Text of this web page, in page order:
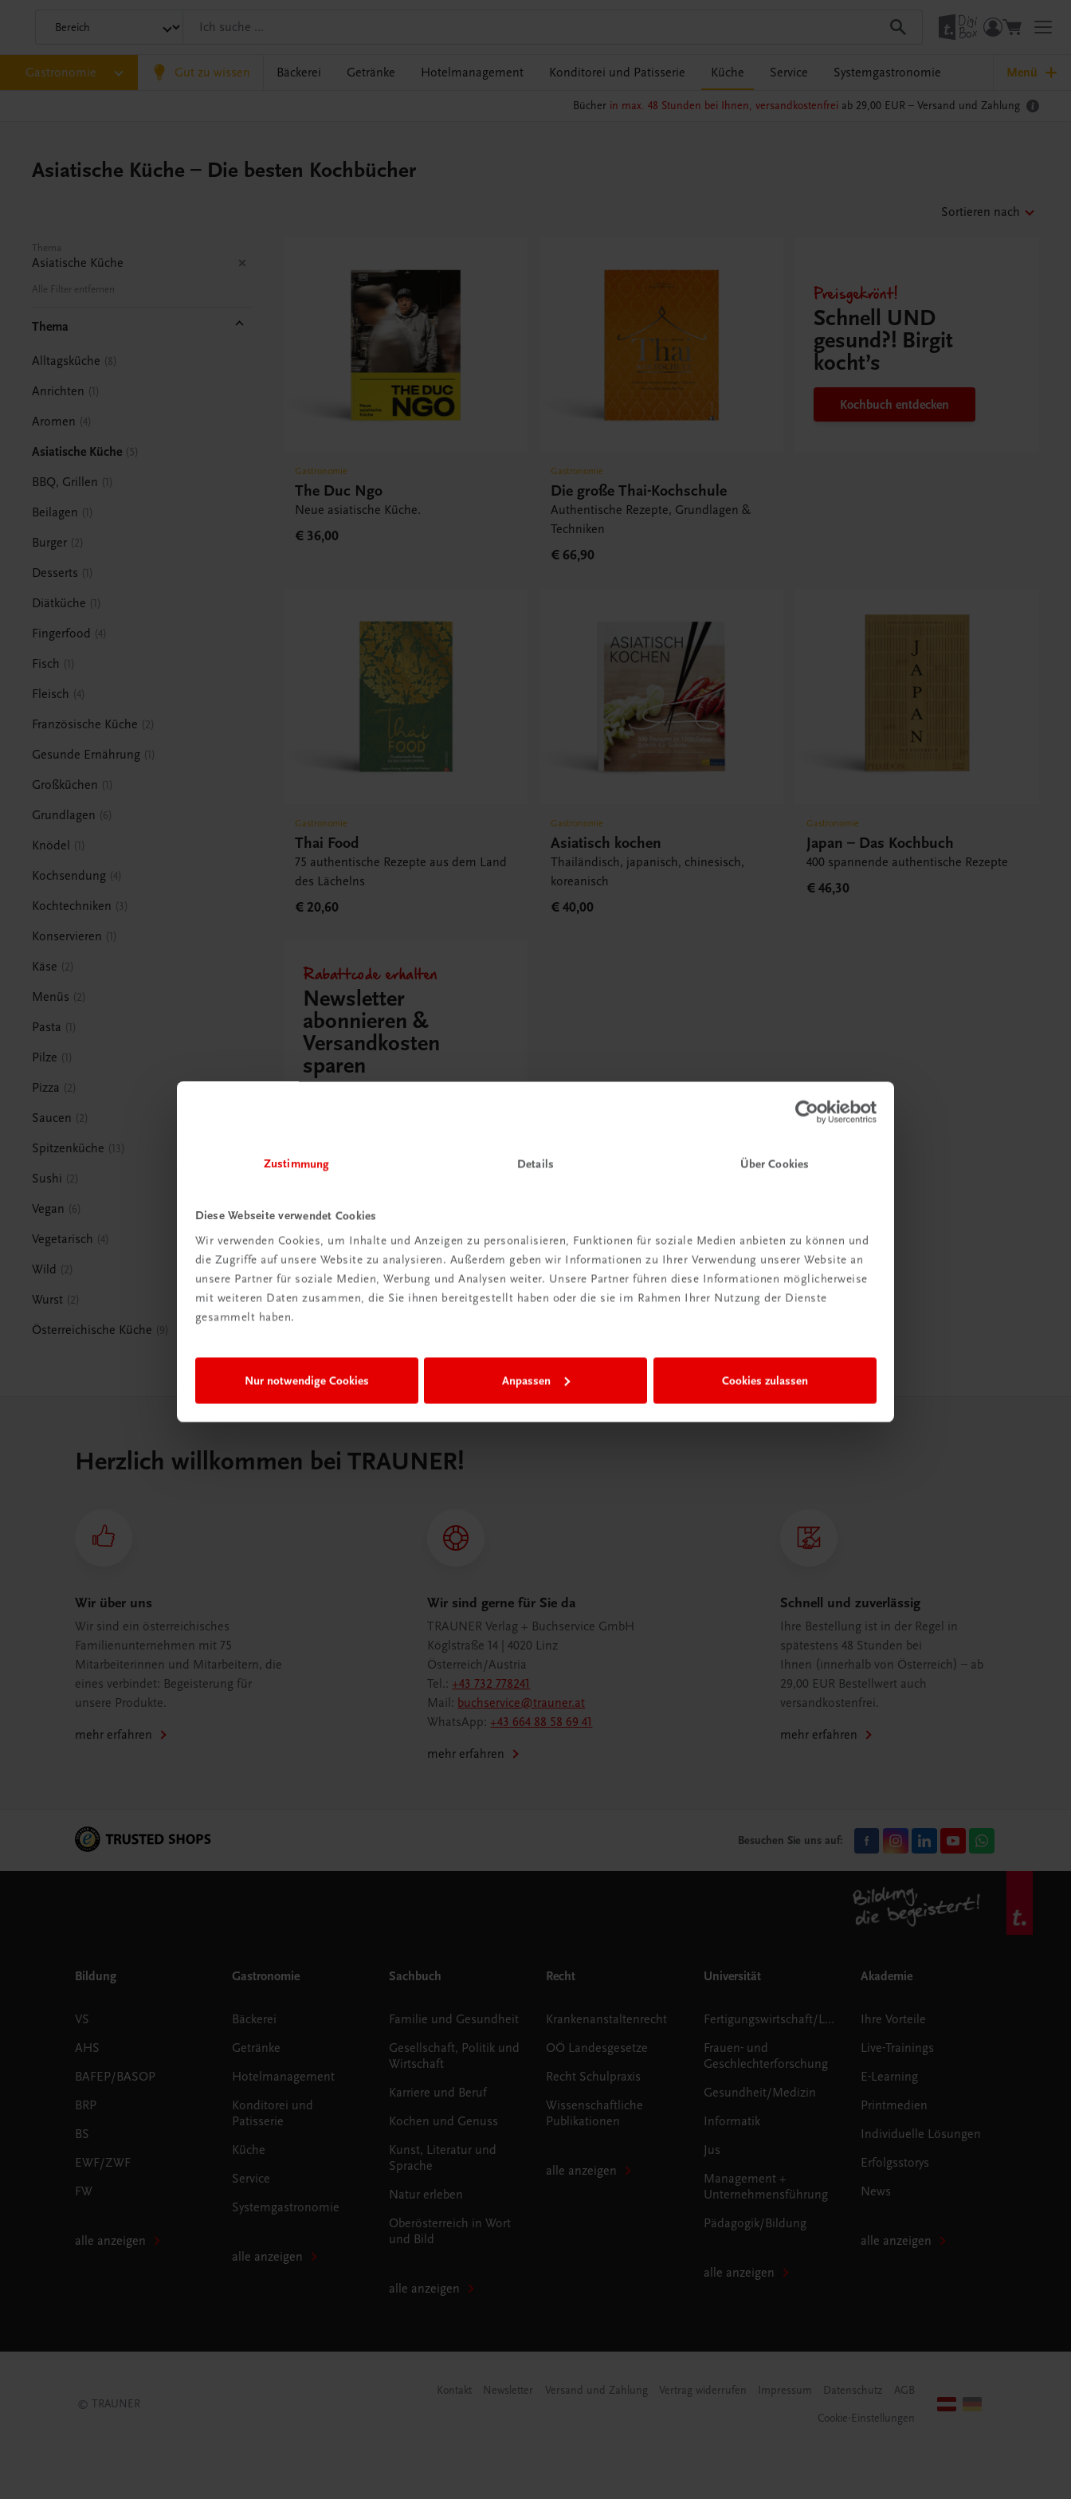
Zustimmung Details Über Cookies
Diese Webseite verwendet Cookies
Wir verwenden Cookies, um Inhalte und Anzeigen zu personalisieren, Funktionen für soziale Medien anbieten zu können und
die Zugriffe auf unsere Website zu analysieren. Außerdem geben wir Informationen zu Ihrer Verwendung unserer Website an
unsere Partner für soziale Medien, Werbung und Analysen weiter. Unsere Partner führen diese Informationen möglicherweise
mit weiteren Daten zusammen, die Sie ihnen bereitgestellt haben oder die sie im Rahmen Ihrer Nutzung der Dienste
gesammelt haben.
Nur notwendige Cookies Anpassen Cookies zulassen
Gastronomie Gut zu wissen Bäckerei Getränke Hotelmanagement Konditorei und Patisserie Küche Service Systemgastronomie Menü
Bücher in max. 48 Stunden bei Ihnen, versandkostenfrei ab 29,00 EUR – Versand und Zahlung
Asiatische Küche – Die besten Kochbücher
Sortieren nach
Thema
Asiatische Küche
Alle Filter entfernen
Thema
Alltagsküche 8
Anrichten 1
Aromen 4
Asiatische Küche 5
BBQ, Grillen 1
Beilagen 1
Burger 2
Desserts 1
Diätküche 1
Fingerfood 4
Fisch 1
Fleisch 4
Französische Küche 2
Gesunde Ernährung 1
Großküchen 1
Grundlagen 6
Knödel 1
Kochsendung 4
Kochtechniken 3
Konservieren 1
Käse 2
Menüs 2
Pasta 1
Pilze 1
Pizza 2
Saucen 2
Spitzenküche 13
Sushi 2
Vegan 6
Vegetarisch 4
Wild 2
Wurst 2
Österreichische Küche 9
Gastronomie
The Duc Ngo
Neue asiatische Küche.
€ 36,00
Gastronomie
Die große Thai-Kochschule
Authentische Rezepte, Grundlagen &
Techniken
€ 66,90
Preisgekrönt!
Schnell UND
gesund?! Birgit
kocht’s
Kochbuch entdecken
Gastronomie
Thai Food
75 authentische Rezepte aus dem Land
des Lächelns
€ 20,60
Gastronomie
Asiatisch kochen
Thailändisch, japanisch, chinesisch,
koreanisch
€ 40,00
Gastronomie
Japan – Das Kochbuch
400 spannende authentische Rezepte
€ 46,30
Rabattcode erhalten
Newsletter
abonnieren &
Versandkosten
sparen
Herzlich willkommen bei TRAUNER!
Wir über uns
Wir sind ein österreichisches
Familienunternehmen mit 75
Mitarbeiterinnen und Mitarbeitern, die
eines verbindet: Begeisterung für
unsere Produkte.
mehr erfahren
Wir sind gerne für Sie da
TRAUNER Verlag + Buchservice GmbH
Köglstraße 14 | 4020 Linz
Österreich/Austria
Tel.:+43 732 778241
Mail: buchservice@trauner.at
WhatsApp:+43 664 88 58 69 41
mehr erfahren
Schnell und zuverlässig
Ihre Bestellung ist in der Regel in
spätestens 48 Stunden bei
Ihnen (innerhalb von Österreich) – ab
29,00 EUR Bestellwert auch
versandkostenfrei.
mehr erfahren
Besuchen Sie uns auf:
Bildung
VS
AHS
BAFEP/BASOP
BRP
BS
EWF/ZWF
FW
alle anzeigen
Gastronomie
Bäckerei
Getränke
Hotelmanagement
Konditorei und
Patisserie
Küche
Service
Systemgastronomie
alle anzeigen
Sachbuch
Familie und Gesundheit
Gesellschaft, Politik und
Wirtschaft
Karriere und Beruf
Kochen und Genuss
Kunst, Literatur und
Sprache
Natur erleben
Oberösterreich in Wort
und Bild
alle anzeigen
Recht
Krankenanstaltenrecht
OÖ Landesgesetze
Recht Schulpraxis
Wissenschaftliche
Publikationen
alle anzeigen
Universität
Fertigungswirtschaft/Logistik
Frauen- und
Geschlechterforschung
Gesundheit/Medizin
Informatik
Jus
Management +
Unternehmensführung
Pädagogik/Bildung
alle anzeigen
Akademie
Ihre Vorteile
Live-Trainings
E-Learning
Printmedien
Individuelle Lösungen
Erfolgsstorys
News
alle anzeigen
© TRAUNER
Kontakt Newsletter Versand und Zahlung Vertrag widerrufen Impressum Datenschutz AGB
Cookie-Einstellungen